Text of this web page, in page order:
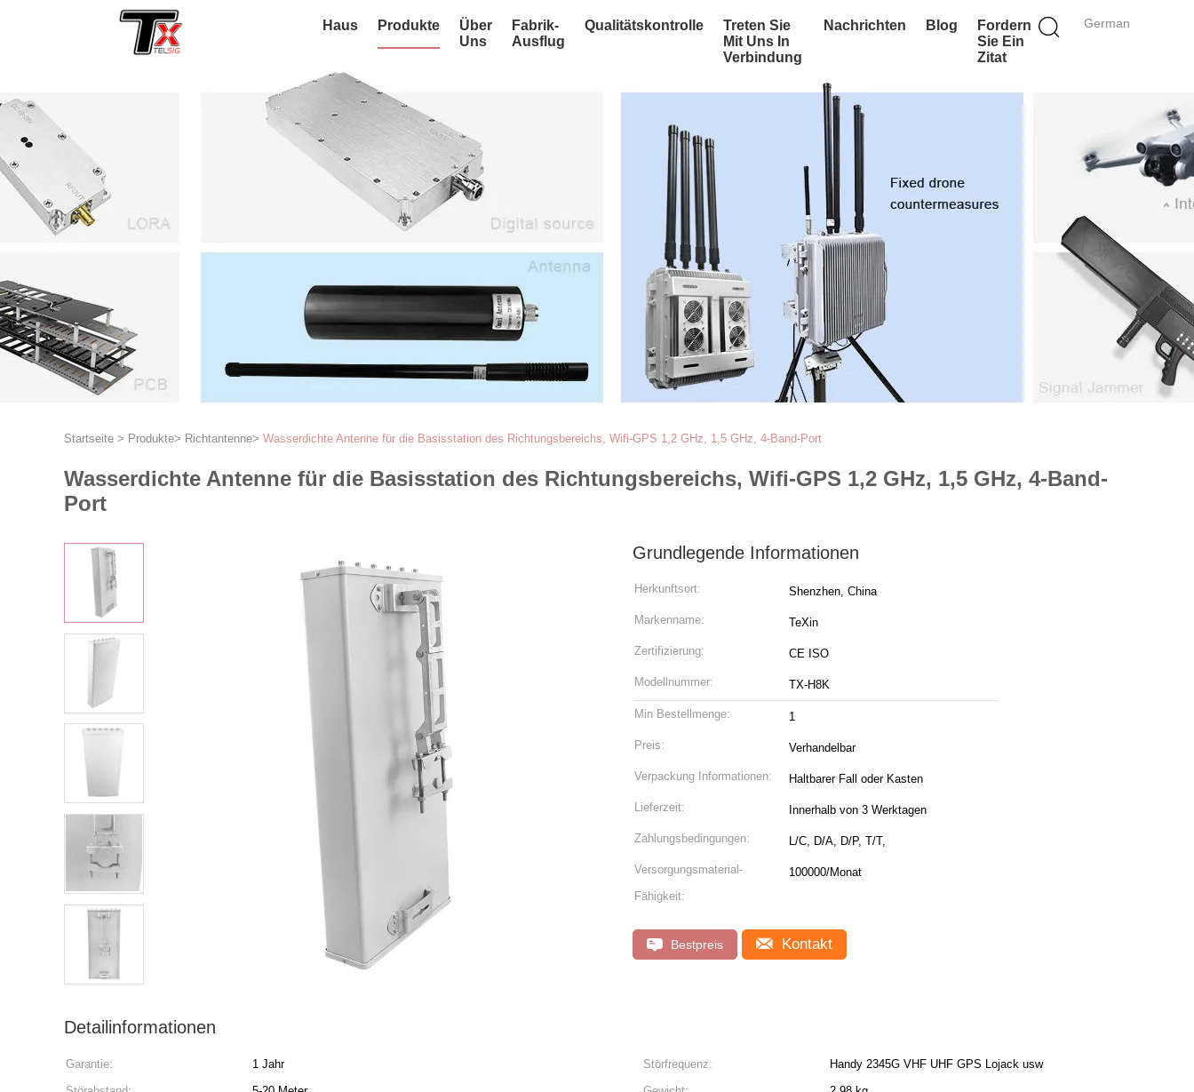
German
Haus Produkte
Über
Uns
Fabrik-
Ausflug
Qualitätskontrolle
Treten Sie
Mit Uns In
Verbindung
Nachrichten Blog
Fordern
Sie Ein
Zitat
Startseite > Produkte> Richtantenne> Wasserdichte Antenne für die Basisstation des Richtungsbereichs, Wifi-GPS 1,2 GHz, 1,5 GHz, 4-Band-Port
Wasserdichte Antenne für die Basisstation des Richtungsbereichs, Wifi-GPS 1,2 GHz, 1,5 GHz, 4-Band-
Port
Grundlegende Informationen
Herkunftsort: Shenzhen, China
Markenname: TeXin
Zertifizierung: CE ISO
Modellnummer: TX-H8K
Min Bestellmenge: 1
Preis: Verhandelbar
Verpackung Informationen: Haltbarer Fall oder Kasten
Lieferzeit: Innerhalb von 3 Werktagen
Zahlungsbedingungen: L/C, D/A, D/P, T/T,
Versorgungsmaterial-
Fähigkeit:
100000/Monat
Bestpreis Kontakt
Detailinformationen
Garantie: 1 Jahr Störfrequenz:
Handy 2345G VHF UHF GPS Lojack usw